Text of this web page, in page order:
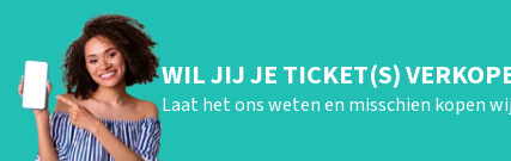
WIL JIJ JE TICKET(S)
Laat het ons weten en misschien kopen